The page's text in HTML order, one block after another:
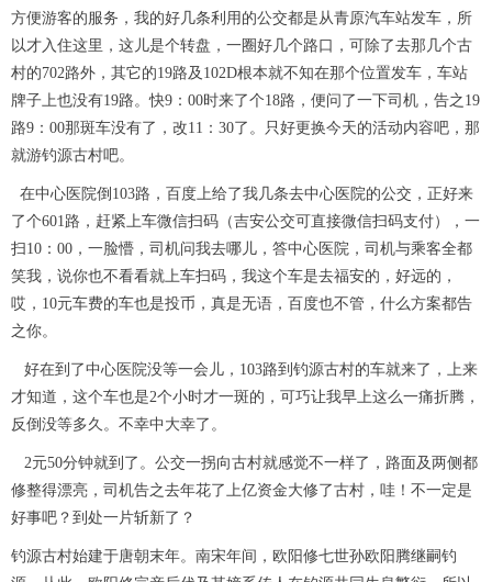
方便游客的服务，我的好几条利用的公交都是从青原汽车站发车，所
以才入住这里，这儿是个转盘，一圈好几个路口，可除了去那几个古
村的702路外，其它的19路及102D根本就不知在那个位置发车，车站
牌子上也没有19路。快9：00时来了个18路，便问了一下司机，告之19
路9：00那斑车没有了，改11：30了。只好更换今天的活动内容吧，那
就游钓源古村吧。
在中心医院倒103路，百度上给了我几条去中心医院的公交，正好来
了个601路，赶紧上车微信扫码（吉安公交可直接微信扫码支付），一
扫10：00，一脸懵，司机问我去哪儿，答中心医院，司机与乘客全都
笑我，说你也不看看就上车扫码，我这个车是去福安的，好远的，
哎，10元车费的车也是投币，真是无语，百度也不管，什么方案都告
之你。
好在到了中心医院没等一会儿，103路到钓源古村的车就来了，上来
才知道，这个车也是2个小时才一斑的，可巧让我早上这么一痛折腾，
反倒没等多久。不幸中大幸了。
2元50分钟就到了。公交一拐向古村就感觉不一样了，路面及两侧都
修整得漂亮，司机告之去年花了上亿资金大修了古村，哇！不一定是
好事吧？到处一片斩新了？
钓源古村始建于唐朝末年。南宋年间，欧阳修七世孙欧阳腾继嗣钓